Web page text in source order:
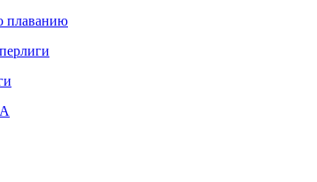
плаванию